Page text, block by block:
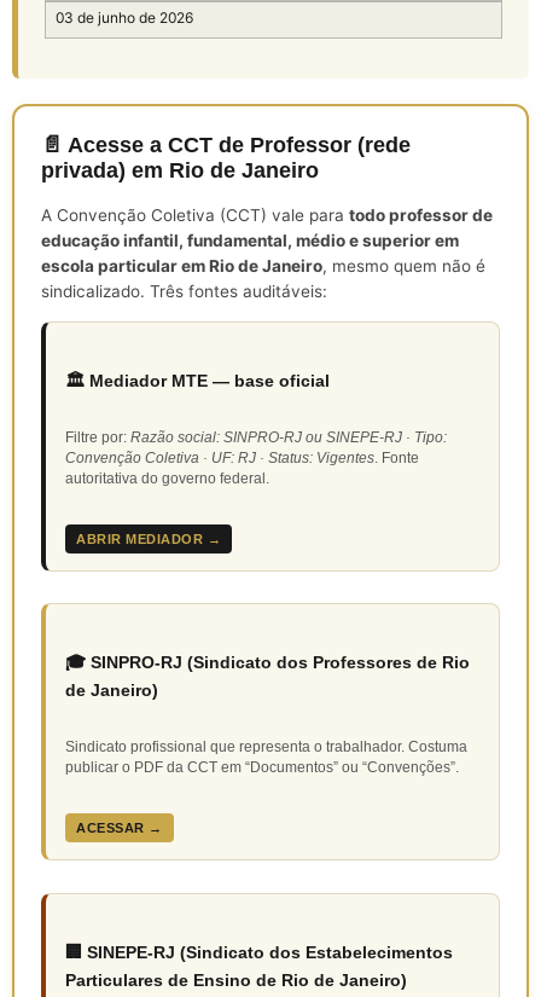
03 de junho de 2026
📄 Acesse a CCT de Professor (rede
privada) em Rio de Janeiro
A Convenção Coletiva (CCT) vale para todo professor de
educação infantil, fundamental, médio e superior em
escola particular em Rio de Janeiro, mesmo quem não é
sindicalizado. Três fontes auditáveis:
🏛️ Mediador MTE — base oficial
Filtre por: Razão social: SINPRO-RJ ou SINEPE-RJ · Tipo:
Convenção Coletiva · UF: RJ · Status: Vigentes. Fonte
autoritativa do governo federal.
ABRIR MEDIADOR →
🎓 SINPRO-RJ (Sindicato dos Professores de Rio
de Janeiro)
Sindicato profissional que representa o trabalhador. Costuma
publicar o PDF da CCT em “Documentos” ou “Convenções”.
ACESSAR →
🏢 SINEPE-RJ (Sindicato dos Estabelecimentos
Particulares de Ensino de Rio de Janeiro)